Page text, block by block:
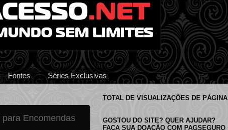
Fontes Séries Exclusivas
Encomendas
TOTAL DE VISUALIZAÇÕES DE PÁGINA
GOSTOU DO SITE? QUER AJUDAR?
FAÇA SUA DOAÇÃO COM PAGSEGURO